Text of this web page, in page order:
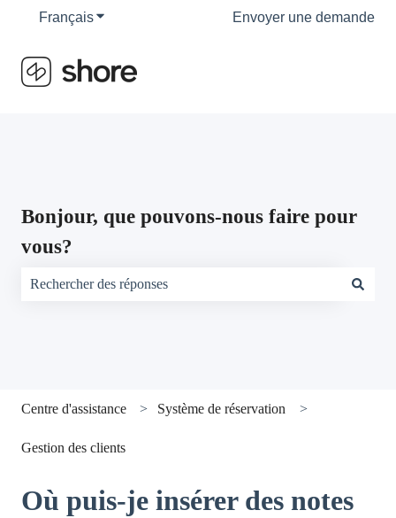
FrançaisAfficher le sous-menu pour les traductions
Envoyer une demande
Bonjour, que pouvons-nous faire pour
vous?
Centre d'assistance Système de réservation
Gestion des clients
Où puis-je insérer des notes